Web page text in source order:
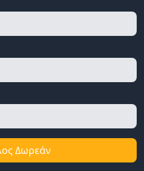
Δωρεάν